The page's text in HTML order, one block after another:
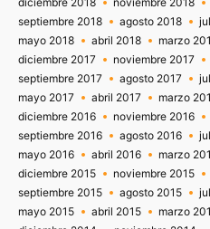
septiembre 2018
agosto 2018
mayo 2018
abril 2018 marzo
diciembre 2017
noviembre 2017
septiembre 2017
agosto 2017
mayo 2017
abril 2017 marzo
diciembre 2016
noviembre 2016
septiembre 2016
agosto 2016
mayo 2016
abril 2016 marzo
diciembre 2015
noviembre 2015
septiembre 2015
agosto 2015
mayo 2015
abril 2015 marzo